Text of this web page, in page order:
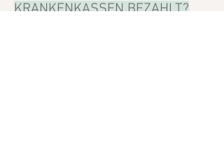
KRANKENKASSEN BEZAHLT?